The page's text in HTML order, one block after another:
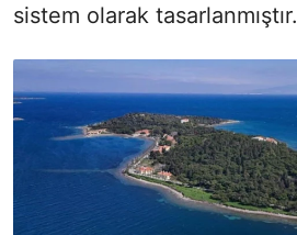
sistem olarak tasarlanmıştır.